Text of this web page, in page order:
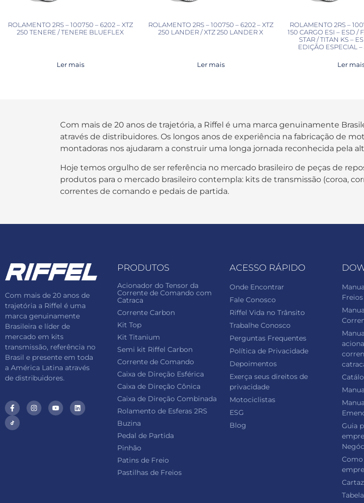
ROLAMENTO 2RS – 100750 – 6202 – XTZ
250 TENERE / TENERE BLUEFLEX
Ler mais
ROLAMENTO 2RS – 100750 – 6202 – XTZ
250 LANDER / XTZ 250 LANDER X
Ler mais
ROLAMENTO 2RS –
150 CARGO ESI – ESD /
STAR / TITAN KS –
EDIÇÃO ESPECIAL
Ler
Com mais de 20 anos de trajetória, a Riffel é uma marca genuinamente
através de distribuidores. Os longos anos de experiência na fabricação de
montadoras nos ajudaram a construir uma longa jornada reconhecida pela
Hoje temos orgulho de ser referência no mercado brasileiro de peças de
produtos para o mercado brasileiro contempla: kits de transmissão (coroa,
correntes de comando e pedais de partida.
Com mais de 20 anos de
trajetória a Riffel é uma
marca genuinamente
Brasileira e líder de
mercado em kits
transmissão, referência no
Brasil e presente em toda
a América Latina através
de distribuidores.
PRODUTOS
Acionador do Tensor da
Corrente de Comando com
Catraca
Corrente Carbon
Kit Top
Kit Titanium
Semi kit Riffel Carbon
Corrente de Comando
Caixa de Direção Esférica
Caixa de Direção Cônica
Caixa de Direção Combinada
Rolamento de Esferas 2RS
Buzina
Pedal de Partida
Pinhão
Patins de Freio
Pastilhas de Freios
ACESSO RÁPIDO
Onde Encontrar
Fale Conosco
Riffel Vida no Trânsito
Trabalhe Conosco
Perguntas Frequentes
Política de Privacidade
Depoimentos
Exerça seus direitos de
privacidade
Motociclistas
ESG
Blog
Freios
Guia
Como